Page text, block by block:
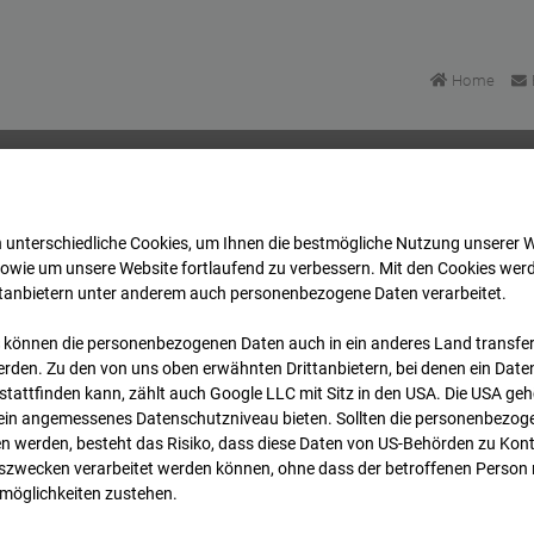
Home
EÜ Isenburger Schneise (Cam 1) Archiv
EÜ Isenburger
unterschiedliche Cookies, um Ihnen die best­mögliche Nutzung unserer
um unsere Website fortlaufend zu verbessern. Mit den Cookies
unter anderem auch personenbezogene Daten verarbeitet.
können die personenbezogenen Daten auch in ein anderes Land
Zu den von uns oben erwähnten Drittanbietern, bei denen ein
kann, zählt auch Google LLC mit Sitz in den USA. Die USA
angemessenes Datenschutzniveau bieten. Sollten die
werden, besteht das Risiko, dass diese Daten von US-Behörden zu
verarbeitet werden können, ohne dass der betroffenen Person
zustehen.